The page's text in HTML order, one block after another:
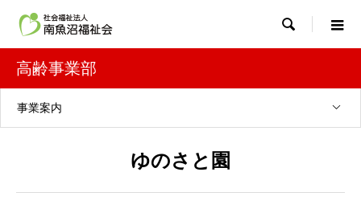

高齢事業部
事業案内
ゆのさと園